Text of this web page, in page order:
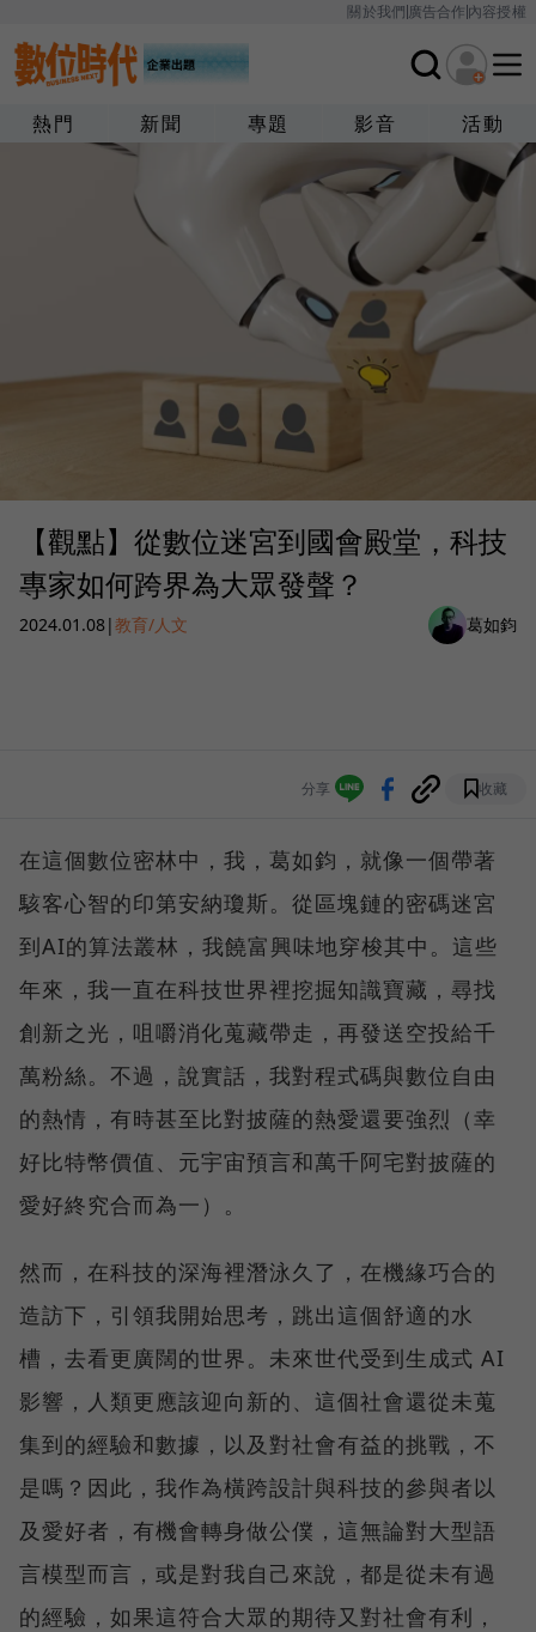
關於我們廣告合作內容授權
熱門 新聞 專題 影音 活動
【觀點】從數位迷宮到國會殿堂，科技
專家如何跨界為大眾發聲？
2024.01.08|教育/人文 葛如鈞
分享 收藏
在這個數位密林中，我，葛如鈞，就像一個帶著
駭客心智的印第安納瓊斯。從區塊鏈的密碼迷宮
到AI的算法叢林，我饒富興味地穿梭其中。這些
年來，我一直在科技世界裡挖掘知識寶藏，尋找
創新之光，咀嚼消化蒐藏帶走，再發送空投給千
萬粉絲。不過，說實話，我對程式碼與數位自由
的熱情，有時甚至比對披薩的熱愛還要強烈（幸
好比特幣價值、元宇宙預言和萬千阿宅對披薩的
愛好終究合而為一）。
然而，在科技的深海裡潛泳久了，在機緣巧合的
造訪下，引領我開始思考，跳出這個舒適的水
槽，去看更廣闊的世界。未來世代受到生成式 AI
影響，人類更應該迎向新的、這個社會還從未蒐
集到的經驗和數據，以及對社會有益的挑戰，不
是嗎？因此，我作為橫跨設計與科技的參與者以
及愛好者，有機會轉身做公僕，這無論對大型語
言模型而言，或是對我自己來說，都是從未有過
的經驗，如果這符合大眾的期待又對社會有利，